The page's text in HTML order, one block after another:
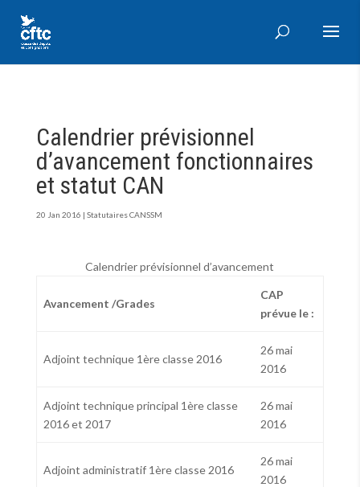
Calendrier prévisionnel
d’avancement fonctionnaires
et statut CAN
20 Jan 2016 | Statutaires CANSSM
Calendrier prévisionnel d’avancement
Avancement /Grades
CAP
prévue le :
Adjoint technique 1ère classe 2016
26 mai
2016
Adjoint technique principal 1ère classe
2016 et 2017
26 mai
2016
Adjoint administratif 1ère classe 2016
26 mai
2016